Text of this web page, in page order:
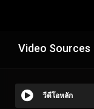
Video Sources
วีดีโอหลัก